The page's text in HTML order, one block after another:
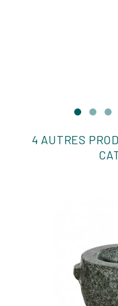
4 AUTRES